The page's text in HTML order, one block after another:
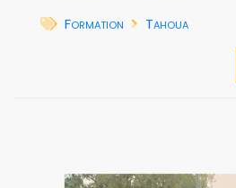
Formation
Tahoua